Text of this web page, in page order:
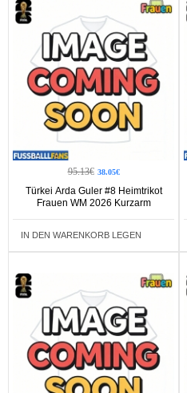
95.13€ 38.05€
Türkei Arda Guler #8 Heimtrikot
Frauen WM 2026 Kurzarm
IN DEN WARENKORB LEGEN